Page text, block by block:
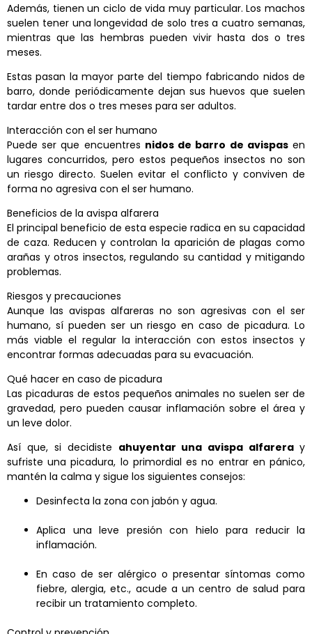
Además, tienen un ciclo de vida muy particular. Los machos
suelen tener una longevidad de solo tres a cuatro semanas,
mientras que las hembras pueden vivir hasta dos o tres
meses.
Estas pasan la mayor parte del tiempo fabricando nidos de
barro, donde periódicamente dejan sus huevos que suelen
tardar entre dos o tres meses para ser adultos.
Interacción con el ser humano
Puede ser que encuentres nidos de barro de avispasen
lugares concurridos, pero estos pequeños insectos no son
un riesgo directo. Suelen evitar el conflicto y conviven de
forma no agresiva con el ser humano.
Beneficios de la avispa alfarera
El principal beneficio de esta especie radica en su capacidad
de caza. Reducen y controlan la aparición de plagas como
arañas y otros insectos, regulando su cantidad y mitigando
problemas.
Riesgos y precauciones
Aunque las avispas alfareras no son agresivas con el ser
humano, sí pueden ser un riesgo en caso de picadura. Lo
más viable el regular la interacción con estos insectos y
encontrar formas adecuadas para su evacuación.
Qué hacer en caso de picadura
Las picaduras de estos pequeños animales no suelen ser de
gravedad, pero pueden causar inflamación sobre el área y
un leve dolor.
Así que, si decidiste ahuyentar una avispa alfarera y
sufriste una picadura, lo primordial es no entrar en pánico,
mantén la calma y sigue los siguientes consejos:
Desinfecta la zona con jabón y agua.
Aplica una leve presión con hielo para reducir la
inflamación.
En caso de ser alérgico o presentar síntomas como
fiebre, alergia, etc., acude a un centro de salud para
recibir un tratamiento completo.